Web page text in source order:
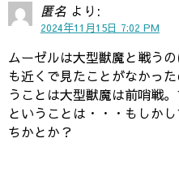
匿名 より:
2024年11月15日 7:02 PM
ムーゼルは大型獣魔と戦う
も近くで見たことがなかっ
うことは大型獣魔は前哨戦
ということは・・・もしか
ちかとか？